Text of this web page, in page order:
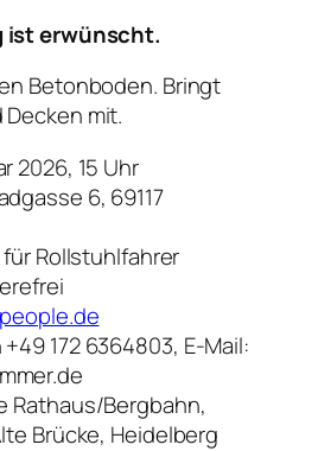
ist erwünscht.
Betonboden. Bringt
mit.
2026, 15 Uhr
6, 69117
für Rollstuhlfahrer
172 6364803, E-Mail:
Rathaus/Bergbahn,
Brücke, Heidelberg